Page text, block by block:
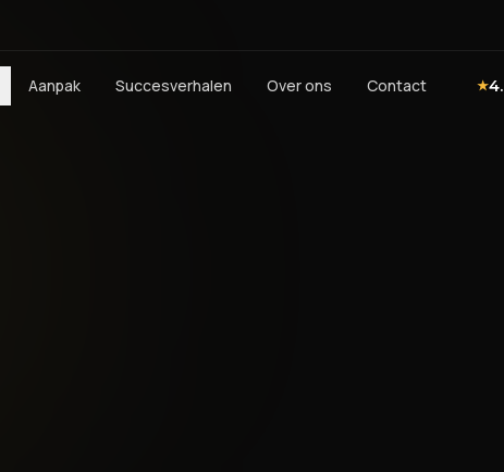
Aanpak Succesverhalen Over ons Contact ★